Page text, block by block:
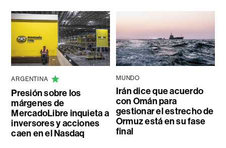
ARGENTINA
Presión sobre los
márgenes de
MercadoLibre inquieta a
inversores y acciones
caen en el Nasdaq
MUNDO
Irán dice que acuerdo
con Omán para
gestionar el estrecho de
Ormuz está en su fase
final